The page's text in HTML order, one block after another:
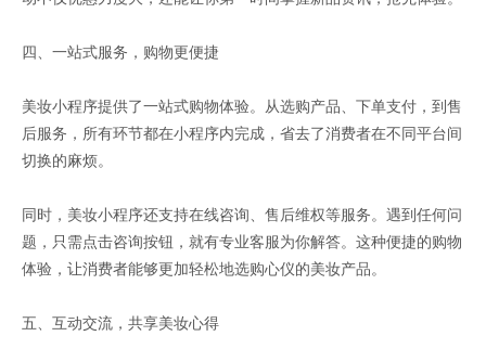
四、一站式服务，购物更便捷
美妆小程序提供了一站式购物体验。从选购产品、下单支付，到售
后服务，所有环节都在小程序内完成，省去了消费者在不同平台间
切换的麻烦。
同时，美妆小程序还支持在线咨询、售后维权等服务。遇到任何问
题，只需点击咨询按钮，就有专业客服为你解答。这种便捷的购物
体验，让消费者能够更加轻松地选购心仪的美妆产品。
五、互动交流，共享美妆心得